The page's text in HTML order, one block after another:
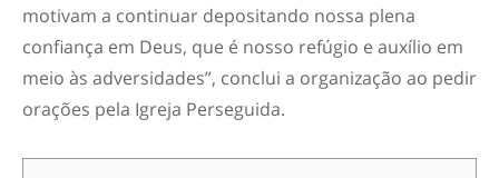
motivam a continuar depositando nossa plena
confiança em Deus, que é nosso refúgio e auxílio em
meio às adversidades”, conclui a organização ao pedir
orações pela Igreja Perseguida.